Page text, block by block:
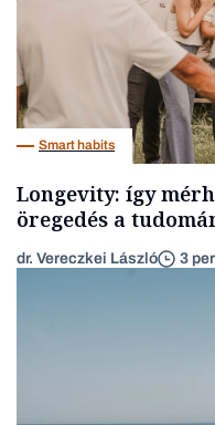
Smart habits
Longevity: így
öregedés a
dr. Vereczkei László 3